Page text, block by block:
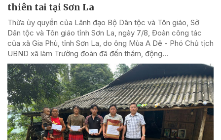
thiên tai tại Sơn La
Thừa ủy quyền của Lãnh đạo Bộ Dân tộc và Tôn giáo, Sở
Dân tộc và Tôn giáo tỉnh Sơn La, ngày 7/8, Đoàn công tác
của xã Gia Phù, tỉnh Sơn La, do ông Mùa A Dê - Phó Chủ tịch
UBND xã làm Trưởng đoàn đã đến thăm, động...